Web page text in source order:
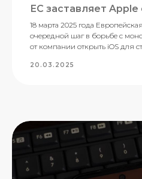
ЕС заставляет Apple
18 марта 2025 года
очередной шаг в борьбе с
от компании открыть iOS для
20.03.2025